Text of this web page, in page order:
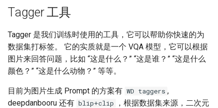
Tagger 工具
Tagger 是我们训练时使用的工具，它可以帮助你快速的为
数据集打标签。 它的实质就是一个 VQA 模型，它可以根据
图片来回答问题，比如 “这是什么？” “这是谁？” “这是什么
颜色？” “这是什么动物？” 等等。
目前为图片生成 Prompt 的方案有 WD taggers ,
deepdanbooru 还有 blip+clip
，根据数据集来源，二次元